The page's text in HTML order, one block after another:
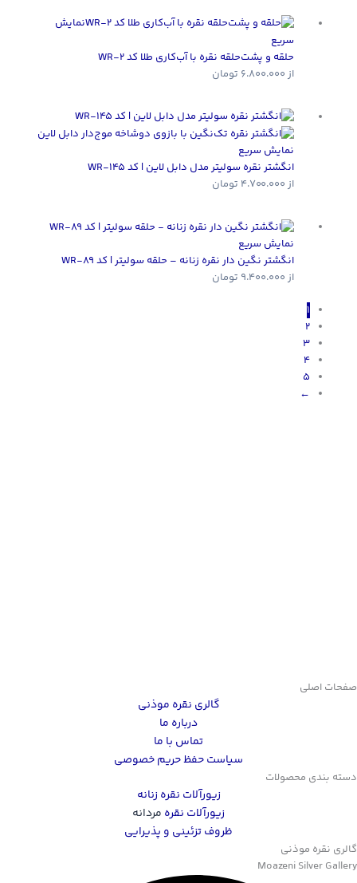
نمایش
سریع
حلقه و پشت‌حلقه نقره با آب‌کاری طلا کد WR-2
از 6.800.000 تومان
نمایش سریع
انگشتر نقره سولیتر مدل دابل لاین | کد WR-145
از 4.700.000 تومان
نمایش سریع
انگشتر نگین دار نقره زنانه – حلقه سولیتر | کد WR-89
از 9.400.000 تومان
1
2
3
4
5
←
صفحات اصلی
گالری نقره موذنی
درباره ما
تماس با ما
سیاست حفظ حریم خصوصی
دسته بندی محصولات
زیورآلات نقره زنانه
زیورآلات نقره مردانه
ظروف تزئینی و پذیرایی
گالری نقره موذنی
Moazeni Silver Gallery